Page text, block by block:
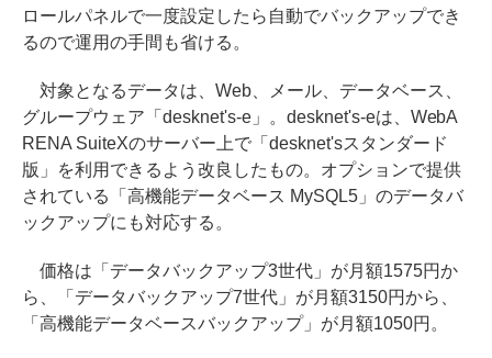
ロールパネルで一度設定したら自動でバックアップでき
るので運用の手間も省ける。
対象となるデータは、Web、メール、データベース、
グループウェア「desknet's-e」。desknet's-eは、WebA
RENA SuiteXのサーバー上で「desknet'sスタンダード
版」を利用できるよう改良したもの。オプションで提供
されている「高機能データベース MySQL5」のデータバ
ックアップにも対応する。
価格は「データバックアップ3世代」が月額1575円か
ら、「データバックアップ7世代」が月額3150円から、
「高機能データベースバックアップ」が月額1050円。